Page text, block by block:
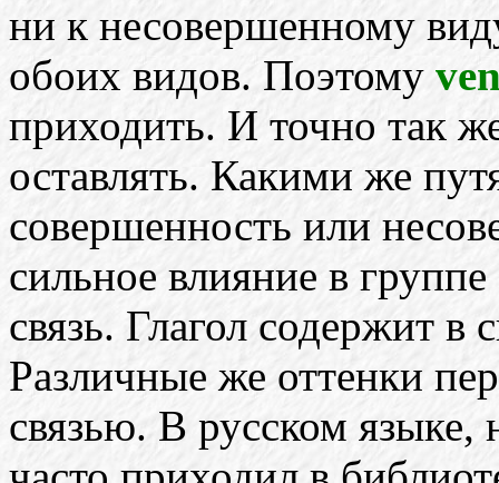
ни к несовершенному
обоих видов. Поэтому
приходить. И точно так
оставлять. Какими же
совершенность или
сильное влияние в группе
связь. Глагол содержит в
Различные же оттенки
связью. В русском